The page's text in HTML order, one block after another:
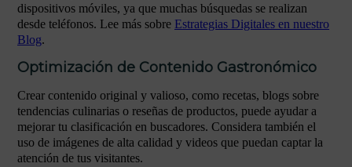
dispositivos móviles, ya que muchas búsquedas se realizan
desde teléfonos. Lee más sobre Estrategias Digitales en nuestro
Blog.
Optimización de Contenido Gastronómico
Crear contenido original y valioso, como recetas, blogs sobre
tendencias culinarias o reseñas de productos, puede ayudar a
mejorar tu clasificación en buscadores. Considera también el
uso de imágenes de alta calidad y videos que puedan captar la
atención de tus visitantes.